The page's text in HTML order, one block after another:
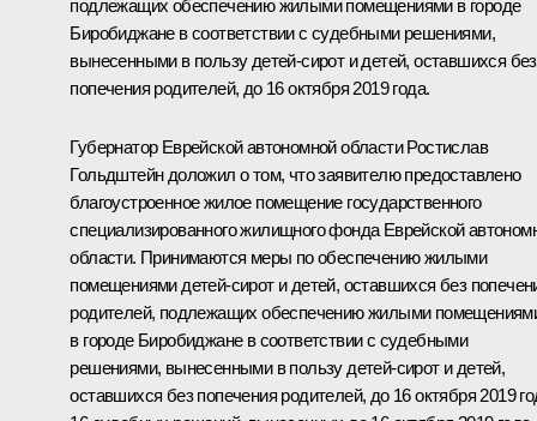
подлежащих обеспечению жилыми помещениями в городе
Биробиджане в соответствии с судебными решениями,
вынесенными в пользу детей-сирот и детей, оставшихся без
попечения родителей, до 16 октября 2019 года.
Губернатор Еврейской автономной области Ростислав
Гольдштейн доложил о том, что заявителю предоставлено
благоустроенное жилое помещение государственного
специализированного жилищного фонда Еврейской
области. Принимаются меры по обеспечению жилыми
помещениями детей-сирот и детей, оставшихся без
родителей, подлежащих обеспечению жилыми
в городе Биробиджане в соответствии с судебными
решениями, вынесенными в пользу детей-сирот и детей,
оставшихся без попечения родителей, до 16 октября 2019